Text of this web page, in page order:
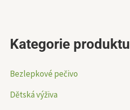
Kategorie produktu
Bezlepkové pečivo
Dětská výživa